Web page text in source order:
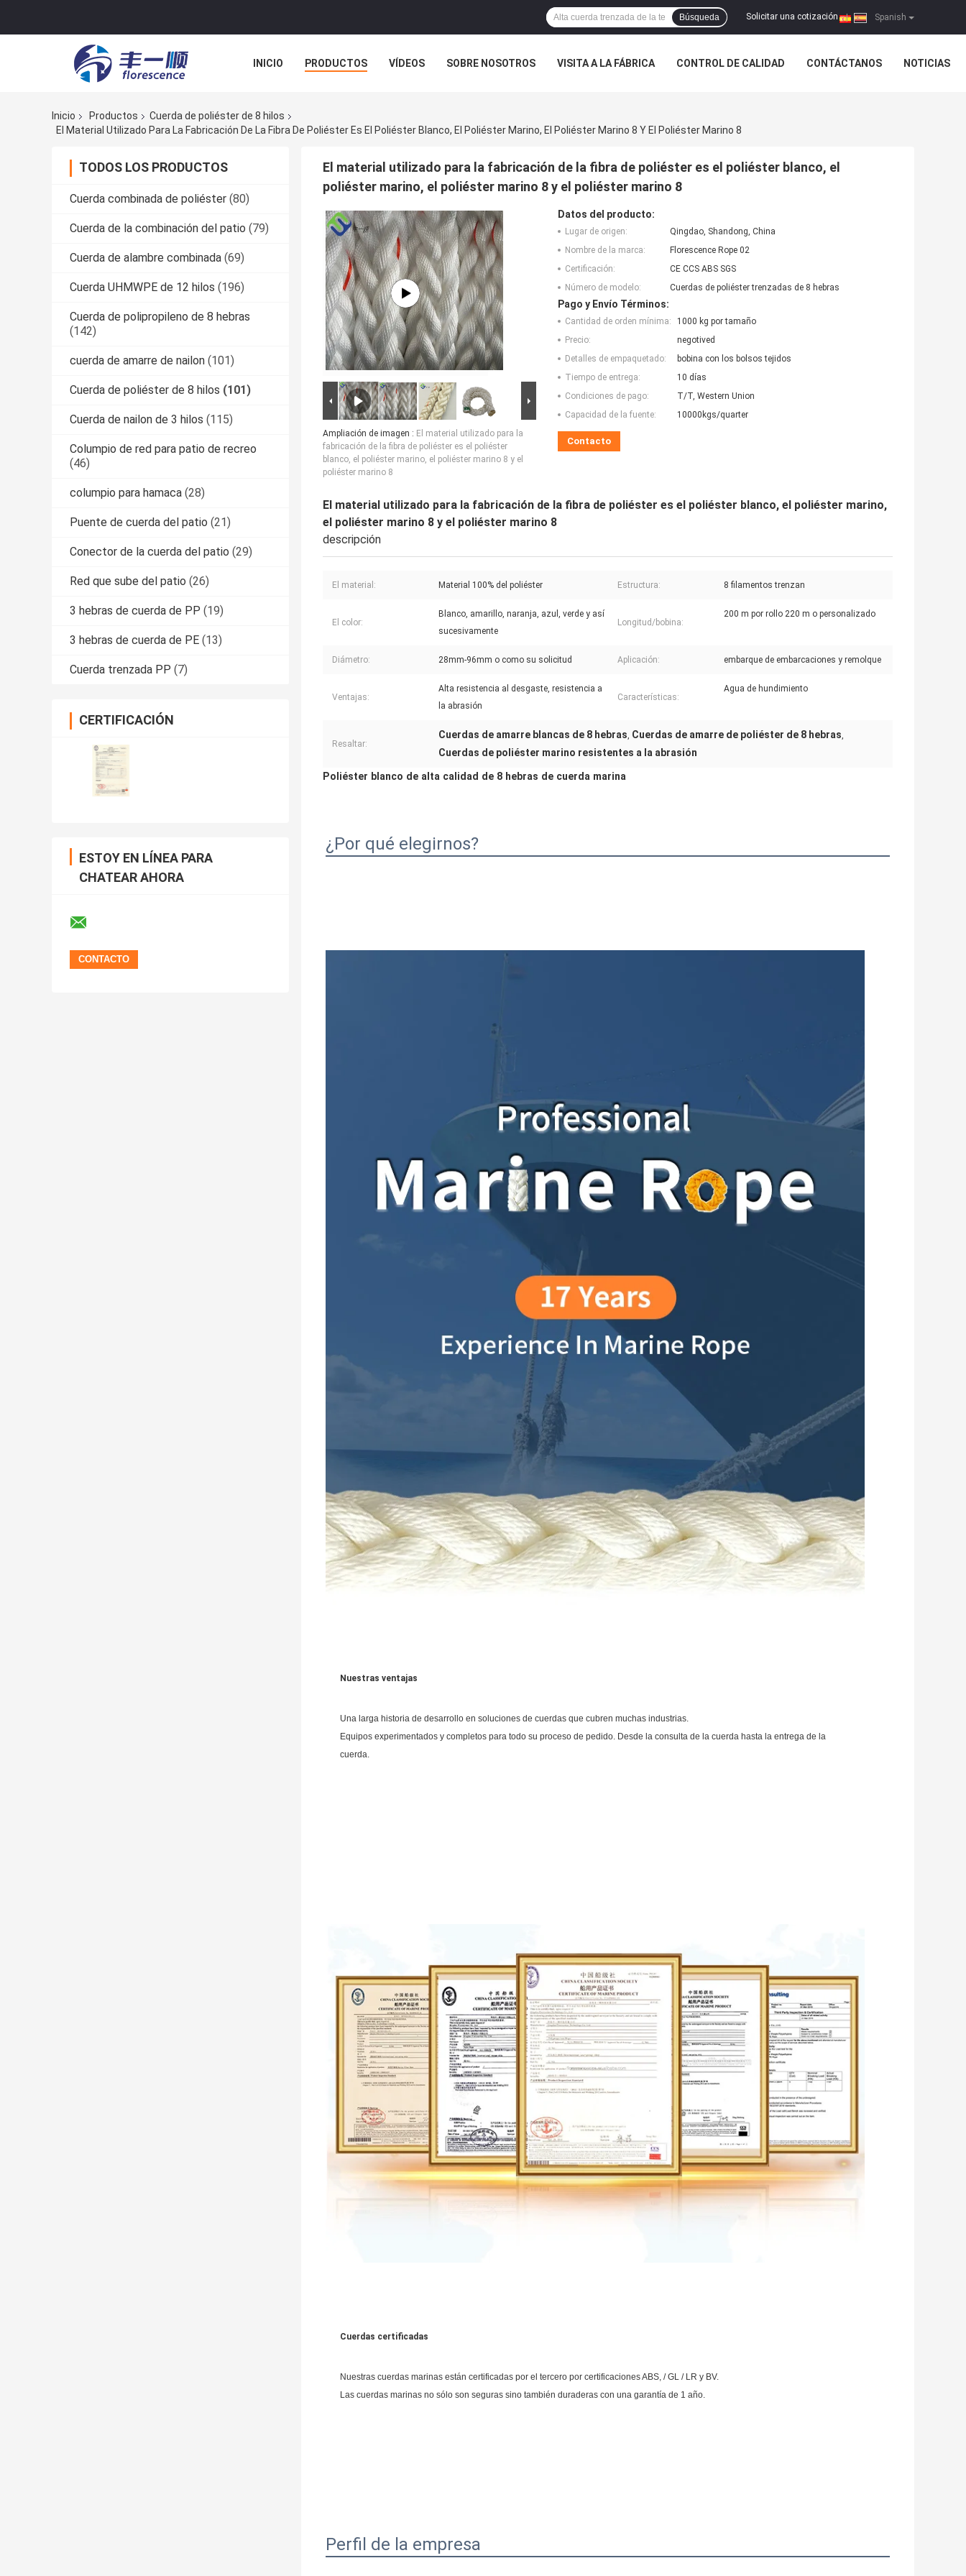
Spanish
Solicitar una cotización |
Búsqueda
INICIO PRODUCTOS VÍDEOS SOBRE NOSOTROS VISITA A LA FÁBRICA CONTROL DE CALIDAD CONTÁCTANOS NOTICIAS
Inicio
Productos
Cuerda de poliéster de 8 hilos
El Material Utilizado Para La Fabricación De La Fibra De Poliéster Es El Poliéster Blanco, El Poliéster Marino, El Poliéster Marino 8 Y El Poliéster Marino 8
TODOS LOS PRODUCTOS
Cuerda combinada de poliéster (80)
Cuerda de la combinación del patio (79)
Cuerda de alambre combinada (69)
Cuerda UHMWPE de 12 hilos (196)
Cuerda de polipropileno de 8 hebras
(142)
cuerda de amarre de nailon (101)
Cuerda de poliéster de 8 hilos (101)
Cuerda de nailon de 3 hilos (115)
Columpio de red para patio de recreo
(46)
columpio para hamaca (28)
Puente de cuerda del patio (21)
Conector de la cuerda del patio (29)
Red que sube del patio (26)
3 hebras de cuerda de PP (19)
3 hebras de cuerda de PE (13)
Cuerda trenzada PP (7)
CERTIFICACIÓN
ESTOY EN LÍNEA PARA
CHATEAR AHORA
El material utilizado para la fabricación de la fibra de poliéster es el poliéster blanco, el
poliéster marino, el poliéster marino 8 y el poliéster marino 8
Ampliación de imagen : El material utilizado para la
fabricación de la fibra de poliéster es el poliéster
blanco, el poliéster marino, el poliéster marino 8 y el
poliéster marino 8
Datos del producto:
Lugar de origen:
Qingdao, Shandong, China
Nombre de la marca:
Florescence Rope 02
Certificación:
CE CCS ABS SGS
Número de modelo:
Cuerdas de poliéster trenzadas de 8 hebras
Pago y Envío Términos:
Cantidad de orden mínima:
1000 kg por tamaño
Precio:
negotived
Detalles de empaquetado:
bobina con los bolsos tejidos
Tiempo de entrega:
10 días
Condiciones de pago:
T/T, Western Union
Capacidad de la fuente:
10000kgs/quarter
Contacto
El material utilizado para la fabricación de la fibra de poliéster es el poliéster blanco, el poliéster marino,
el poliéster marino 8 y el poliéster marino 8
descripción
El material: Material 100% del poliéster Estructura: 8 filamentos trenzan
El color:
Blanco, amarillo, naranja, azul, verde y así
sucesivamente
Longitud/bobina:
200 m por rollo 220 m o personalizado
Diámetro: 28mm-96mm o como su solicitud Aplicación: embarque de embarcaciones y remolque
Ventajas:
Alta resistencia al desgaste, resistencia a
la abrasión
Características:
Agua de hundimiento
Resaltar:
Cuerdas de amarre blancas de 8 hebras Cuerdas de amarre de poliéster de 8 hebras
Cuerdas de poliéster marino resistentes a la abrasión
Poliéster blanco de alta calidad de 8 hebras de cuerda marina
¿Por qué elegirnos?
Nuestras ventajas
Una larga historia de desarrollo en soluciones de cuerdas que cubren muchas industrias.
Equipos experimentados y completos para todo su proceso de pedido. Desde la consulta de la cuerda hasta la entrega de la
cuerda.
Cuerdas certificadas
Nuestras cuerdas marinas están certificadas por el tercero por certificaciones ABS, / GL / LR y BV.
Las cuerdas marinas no sólo son seguras sino también duraderas con una garantía de 1 año.
Perfil de la empresa